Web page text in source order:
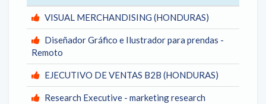
VISUAL MERCHANDISING (HONDURAS)
Diseñador Gráfico e Ilustrador para prendas -
Remoto
EJECUTIVO DE VENTAS B2B (HONDURAS)
Research Executive - marketing research